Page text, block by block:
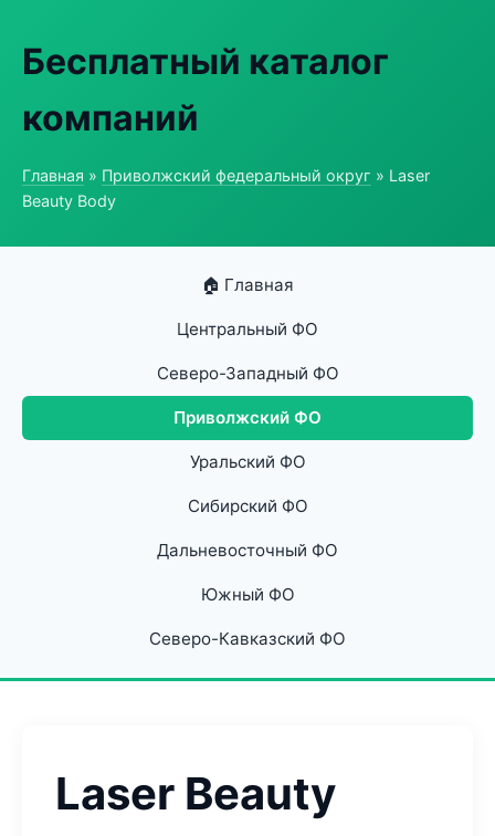
Бесплатный каталог
компаний
Главная » Приволжский федеральный округ » Laser
Beauty Body
🏠 Главная
Центральный ФО
Северо-Западный ФО
Приволжский ФО
Уральский ФО
Сибирский ФО
Дальневосточный ФО
Южный ФО
Северо-Кавказский ФО
Laser Beauty